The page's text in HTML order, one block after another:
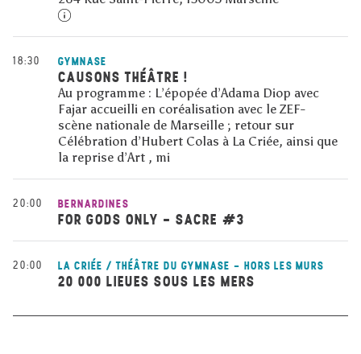
18:30 GYMNASE
CAUSONS THÉÂTRE !
Au programme : L’épopée d’Adama Diop avec
Fajar accueilli en coréalisation avec le ZEF-
scène nationale de Marseille ; retour sur
Célébration d’Hubert Colas à La Criée, ainsi que
la reprise d’Art , mi
20:00 BERNARDINES
FOR GODS ONLY - SACRE #3
20:00 LA CRIÉE / THÉÂTRE DU GYMNASE - HORS LES MURS
20 000 LIEUES SOUS LES MERS